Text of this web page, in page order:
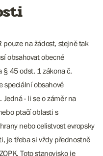
pouze na žádost, stejně tak
obsahovat obecné
§ 45 odst. 1 zákona č.
speciální obsahové
Jedná - li se o záměr na
ptačí oblasti s
nebo celistvost evropsky
je třeba si vždy přednostně
Toto stanovisko je